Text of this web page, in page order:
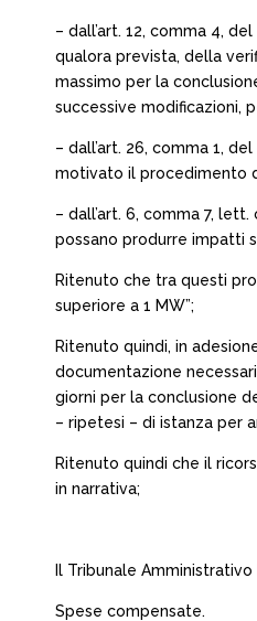
– dall’art. 12, comma 4,
qualora prevista, della
massimo per la
successive modificazioni,
– dall’art. 26, comma 1,
motivato il procedimento
– dall’art. 6, comma 7,
possano produrre impatti
Ritenuto che tra questi
superiore a 1 MW”;
Ritenuto quindi, in
documentazione
giorni per la conclusione
– ripetesi – di istanza per
Ritenuto quindi che il
in narrativa;
Il Tribunale
Spese compensate.